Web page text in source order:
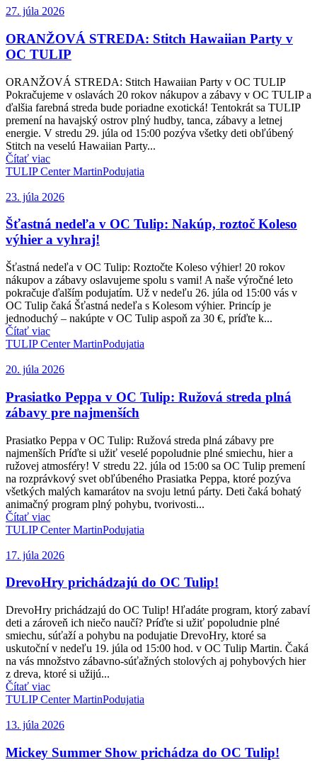
27. júla 2026
ORANŽOVÁ STREDA: Stitch Hawaiian Party v
OC TULIP
ORANŽOVÁ STREDA: Stitch Hawaiian Party v OC TULIP
Pokračujeme v oslavách 20 rokov nákupov a zábavy v OC TULIP a
ďalšia farebná streda bude poriadne exotická! Tentokrát sa TULIP
premení na havajský ostrov plný hudby, tanca, zábavy a letnej
energie. V stredu 29. júla od 15:00 pozýva všetky deti obľúbený
Stitch na veselú Hawaiian Party...
Čítať viac
TULIP Center MartinPodujatia
23. júla 2026
Šťastná nedeľa v OC Tulip: Nakúp, roztoč Koleso
výhier a vyhraj!
Šťastná nedeľa v OC Tulip: Roztočte Koleso výhier! 20 rokov
nákupov a zábavy oslavujeme spolu s vami! A naše výročné leto
pokračuje ďalším podujatím. Už v nedeľu 26. júla od 15:00 vás v
OC Tulip čaká Šťastná nedeľa s Kolesom výhier. Princíp je
jednoduchý – nakúpte v OC Tulip aspoň za 30 €, príďte k...
Čítať viac
TULIP Center MartinPodujatia
20. júla 2026
Prasiatko Peppa v OC Tulip: Ružová streda plná
zábavy pre najmenších
Prasiatko Peppa v OC Tulip: Ružová streda plná zábavy pre
najmenších Príďte si užiť veselé popoludnie plné smiechu, hier a
ružovej atmosféry! V stredu 22. júla od 15:00 sa OC Tulip premení
na rozprávkový svet obľúbeného Prasiatka Peppa, ktoré pozýva
všetkých malých kamarátov na svoju letnú párty. Deti čaká bohatý
animačný program plný pohybu, tvorivosti...
Čítať viac
TULIP Center MartinPodujatia
17. júla 2026
DrevoHry prichádzajú do OC Tulip!
DrevoHry prichádzajú do OC Tulip! Hľadáte program, ktorý zabaví
deti a zároveň ich niečo naučí? Príďte si užiť popoludnie plné
smiechu, súťaží a pohybu na podujatie DrevoHry, ktoré sa
uskutoční v nedeľu 19. júla od 15:00 hod. v OC Tulip Martin. Čaká
na vás množstvo zábavno-súťažných stolových aj pohybových hier
z dreva, ktoré si užijú...
Čítať viac
TULIP Center MartinPodujatia
13. júla 2026
Mickey Summer Show prichádza do OC Tulip!